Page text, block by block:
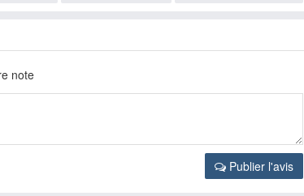
note
Publier l'avis